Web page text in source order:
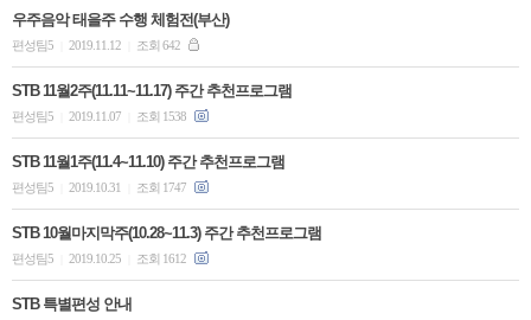
우주음악 태을주 수행 체험전(부산)
편성팀5 2019.11.12 조회 642
STB 11월2주(11.11~11.17) 주간 추천프로그램
편성팀5 2019.11.07 조회 1538
STB 11월1주(11.4~11.10) 주간 추천프로그램
편성팀5 2019.10.31 조회 1747
STB 10월마지막주(10.28~11.3) 주간 추천프로그램
편성팀5 2019.10.25 조회 1612
STB 특별편성 안내